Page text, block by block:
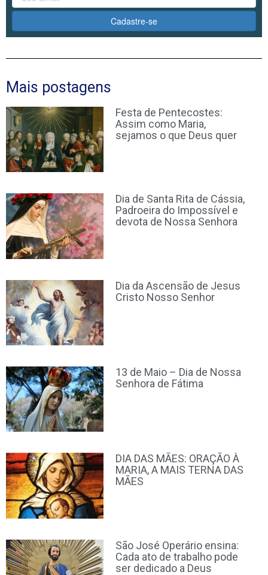
Cadastre-se
Mais postagens
Festa de Pentecostes:
Assim como Maria,
sejamos o que Deus quer
Dia de Santa Rita de Cássia,
Padroeira do Impossível e
devota de Nossa Senhora
Dia da Ascensão de Jesus
Cristo Nosso Senhor
13 de Maio – Dia de Nossa
Senhora de Fátima
DIA DAS MÃES: ORAÇÃO À
MARIA, A MAIS TERNA DAS
MÃES
São José Operário ensina:
Cada ato de trabalho pode
ser dedicado a Deus